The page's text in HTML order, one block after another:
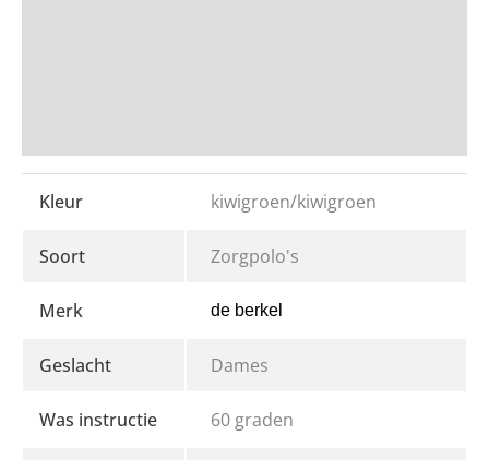
Kleur kiwigroen/kiwigroen
Soort Zorgpolo's
Merk de berkel
Geslacht Dames
Was instructie 60 graden